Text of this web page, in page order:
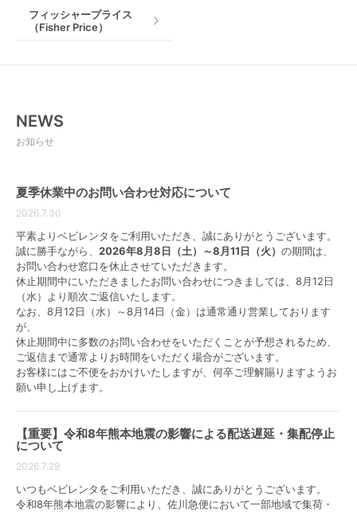
もあります。どうしても気になるのであれば、少し割
高にはなりますが、新品をレンタルできるレンタルシ
長期間または複数の子供が使用する予定のベビー用品
に対しては、購入のほうがお得となるケースがありま
回す方が借りるよりもコスパ的によく、費用を抑える
ことができます。
信頼できるベビー用品レンタルショップを見つけるた
めには、レビューを読んだり知り合いから紹介しても
らうなどして、しっかりと事前に調査を行うのがおす
すめです。
▼こちらでもっと詳しく解説しています▼
は？購入とレンタルで後悔しない方法を解説
レンタルが安いベビー用品！選び方もご紹
ベビー用品はサイズや仕様が様々なので、ご家庭の使
用目的に合わせて選ぶのがおすすめです。
にご紹介します。
フィッシャープライス
（Fisher Price）
NEWS
お知らせ
夏季休業中のお問い合わせ対応について
2026.7.30
平素よりベビレンタをご利用いただき、誠にありがとうございます。
誠に勝手ながら、 2026年8月8日（土）～8月11日（火） の期間は、
お問い合わせ窓口を休止させていただきます。
休止期間中にいただきましたお問い合わせにつきましては、8月12日
（水）より順次ご返信いたします。
なお、8月12日（水）～8月14日（金）は通常通り営業しております
が、
休止期間中に多数のお問い合わせをいただくことが予想されるため、
ご返信まで通常よりお時間をいただく場合がございます。
お客様にはご不便をおかけいたしますが、何卒ご理解賜りますようお
願い申し上げます。
【重要】令和8年熊本地震の影響による配送遅延・集配停止
について
2026.7.29
いつもベビレンタをご利用いただき、誠にありがとうございます。
令和8年熊本地震の影響により、佐川急便において一部地域で集荷・